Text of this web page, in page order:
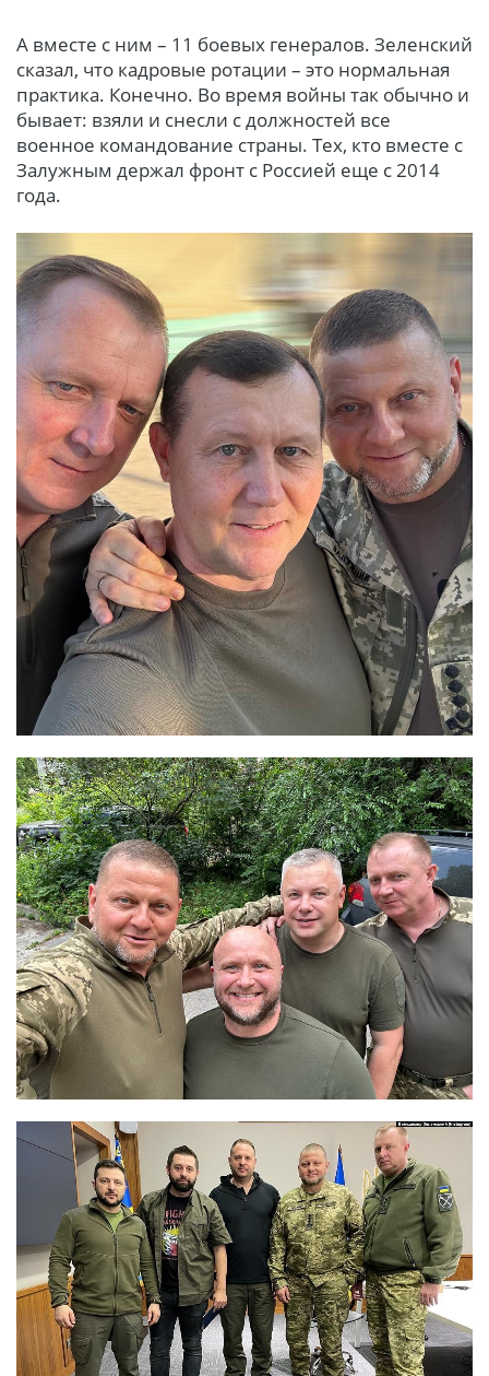
А вместе с ним – 11 боевых генералов. Зеленский
сказал, что кадровые ротации – это нормальная
практика. Конечно. Во время войны так обычно и
бывает: взяли и снесли с должностей все
военное командование страны. Тех, кто вместе с
Залужным держал фронт с Россией еще с 2014
года.